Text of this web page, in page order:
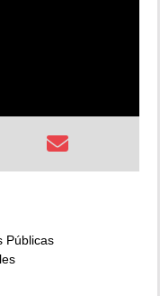
Públicas